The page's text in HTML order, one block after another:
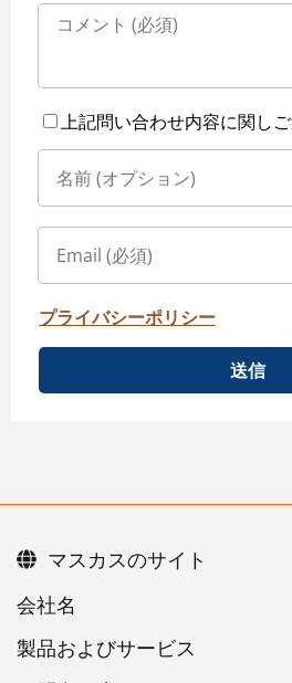
上記問い合わせ内容に関しご
プライバシーポリシー
送信
会社名
製品およびサービス
マスカスのサイト